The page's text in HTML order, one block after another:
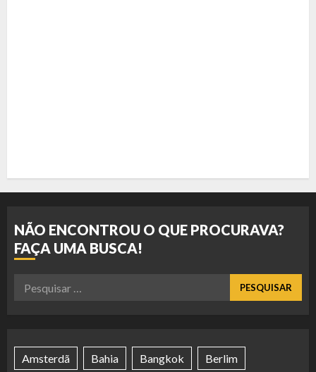
NÃO ENCONTROU O QUE PROCURAVA?
FAÇA UMA BUSCA!
Pesquisar
Amsterdã Bahia Bangkok Berlim